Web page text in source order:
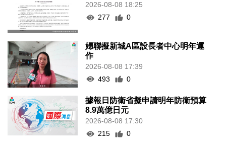
2026-08-08 18:25
277
0
婦聯擬新城A區設長者中心明年運
作
2026-08-08 17:39
493
0
據報日防衛省擬申請明年防衛預算
8.9萬億日元
2026-08-08 17:30
215
0